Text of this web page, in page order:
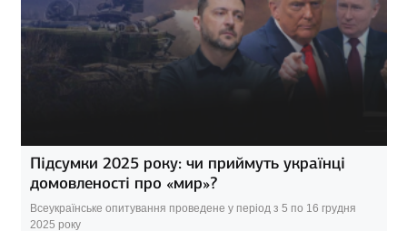
Підсумки 2025 року: чи приймуть українці
домовленості про «мир»?
Всеукраїнське опитування проведене у період з 5 по 16 грудня
2025 року